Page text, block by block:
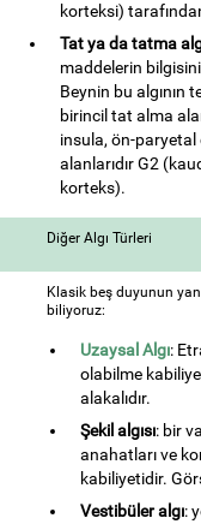
korteksi)
Tat ya da tatma
maddelerin
Beynin bu algının
birincil tat alma
insula, ön-
alanlarıdır G2
korteks).
Diğer Algı Türleri
Klasik beş duyunun
biliyoruz:
Uzaysal Algı:
olabilme
alakalıdır.
Şekil algısı: bir
anahatları ve
kabiliyetidir.
Vestibüler algı: